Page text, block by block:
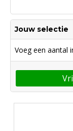
Jouw selectie
Voeg een aantal